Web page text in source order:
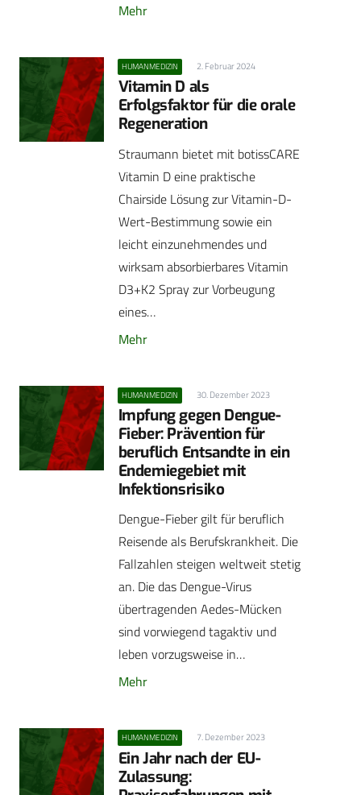
Mehr
HUMANMEDIZIN 2. Februar 2024
Vitamin D als
Erfolgsfaktor für die orale
Regeneration
Straumann bietet mit botissCARE
Vitamin D eine praktische
Chairside Lösung zur Vitamin-D-
Wert-Bestimmung sowie ein
leicht einzunehmendes und
wirksam absorbierbares Vitamin
D3+K2 Spray zur Vorbeugung
eines…
Mehr
HUMANMEDIZIN 30. Dezember 2023
Impfung gegen Dengue-
Fieber: Prävention für
beruflich Entsandte in ein
Endemiegebiet mit
Infektionsrisiko
Dengue-Fieber gilt für beruflich
Reisende als Berufskrankheit. Die
Fallzahlen steigen weltweit stetig
an. Die das Dengue-Virus
übertragenden Aedes-Mücken
sind vorwiegend tagaktiv und
leben vorzugsweise in…
Mehr
HUMANMEDIZIN 7. Dezember 2023
Ein Jahr nach der EU-
Zulassung: